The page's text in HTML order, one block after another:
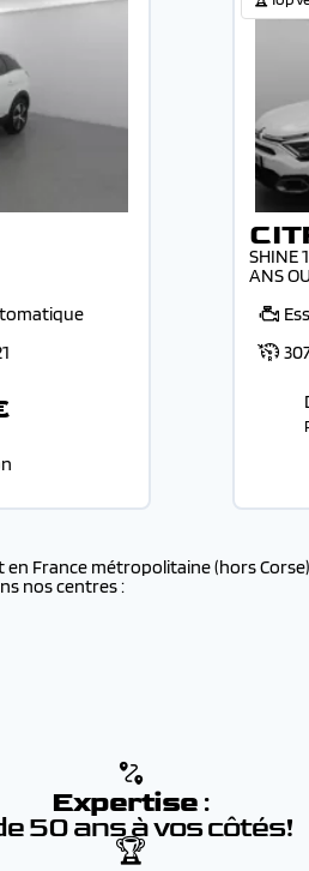
SHINE
ANS
France métropolitaine (hors
nos centres :
Expertise :
50 ans à vos côtés!
🏆